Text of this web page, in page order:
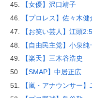
【女優】沢口靖子
【プロレス】佐々木
【お笑い芸人】江頭
【自由民主党】小泉純
【楽天】三木谷浩史
【SMAP】中居正広
【嵐・アナウンサー